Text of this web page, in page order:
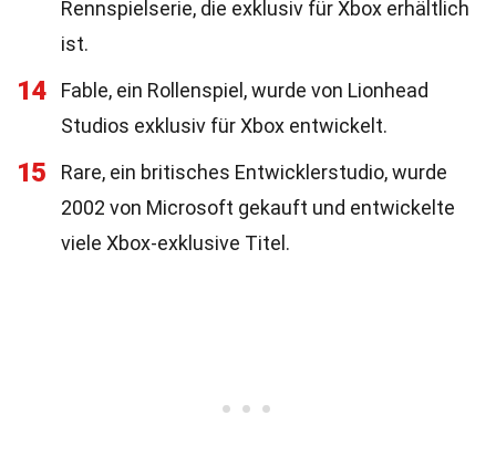
Rennspielserie, die exklusiv für Xbox erhältlich
ist.
14
Fable, ein Rollenspiel, wurde von Lionhead
Studios exklusiv für Xbox entwickelt.
15
Rare, ein britisches Entwicklerstudio, wurde
2002 von Microsoft gekauft und entwickelte
viele Xbox-exklusive Titel.